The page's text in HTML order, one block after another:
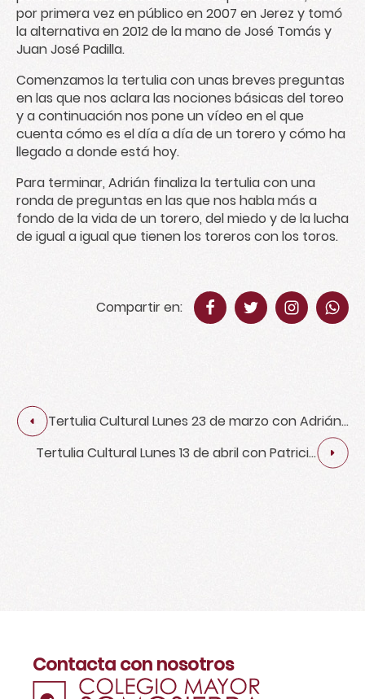
por primera vez en público en 2007 en Jerez y tomó
la alternativa en 2012 de la mano de José Tomás y
Juan José Padilla.
Comenzamos la tertulia con unas breves preguntas
en las que nos aclara las nociones básicas del toreo
y a continuación nos pone un vídeo en el que
cuenta cómo es el día a día de un torero y cómo ha
llegado a donde está hoy.
Para terminar, Adrián finaliza la tertulia con una
ronda de preguntas en las que nos habla más a
fondo de la vida de un torero, del miedo y de la lucha
de igual a igual que tienen los toreros con los toros.
Compartir en:
Tertulia Cultural Lunes 23 de marzo con Adrián
Tertulia Cultural Lunes 13 de abril con Patricia
Contacta con nosotros